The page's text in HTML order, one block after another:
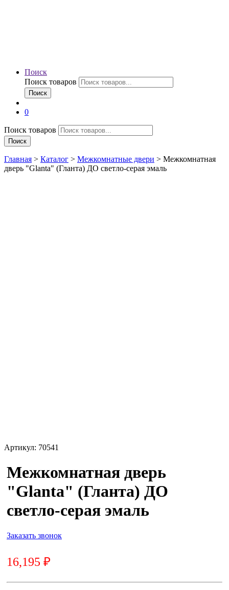
Поиск
Поиск товаров
Поиск
0
Поиск товаров
Поиск
Главная > Каталог > Межкомнатные двери > Межкомнатная
дверь "Glanta" (Гланта) ДО светло-серая эмаль
Артикул: 70541
Межкомнатная дверь
"Glanta" (Гланта) ДО
светло-серая эмаль
Заказать звонок
16,195 ₽